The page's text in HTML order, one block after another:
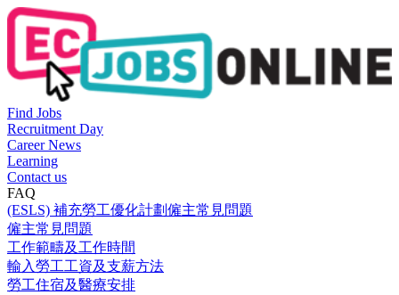
Find Jobs
Recruitment Day
Career News
Learning
Contact us
FAQ
(ESLS) 補充勞工優化計劃僱主常見問題
僱主常見問題
工作範疇及工作時間
輸入勞工工資及支薪方法
勞工住宿及醫療安排